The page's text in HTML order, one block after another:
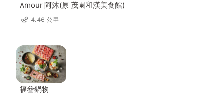
Amour 阿沐(原 茂園和漢美食館)
4.46 公里
福叄鍋物